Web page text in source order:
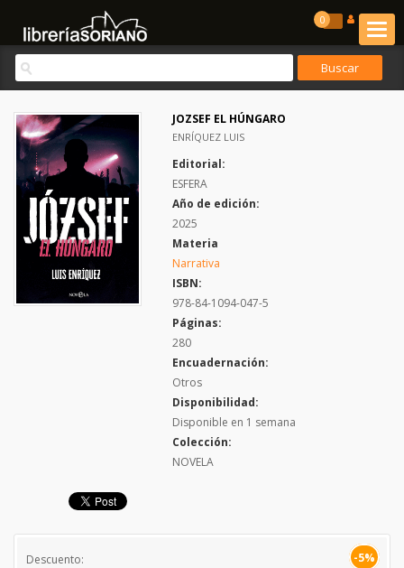
0
JOZSEF EL HÚNGARO
ENRÍQUEZ LUIS
Editorial:
ESFERA
Año de edición:
2025
Materia
Narrativa
ISBN:
978-84-1094-047-5
Páginas:
280
Encuadernación:
Otros
Disponibilidad:
Disponible en 1 semana
Colección:
NOVELA
Descuento: -5%